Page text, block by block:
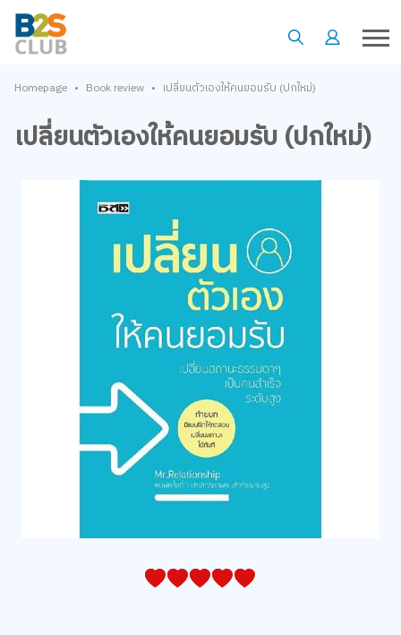
Homepage • Book review • เปลี่ยนตัวเองให้คนยอมรับ (ปกใหม่)
เปลี่ยนตัวเองให้คนยอมรับ (ปกใหม่)
45
4
35
3
25
2
15
1
05